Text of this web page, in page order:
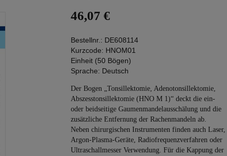
46,07 €
Bestellnr.: DE608114
Kurzcode: HNOM01
Einheit (50 Bögen)
Sprache: Deutsch
Der Bogen „Tonsillektomie, Adenotonsillektomie,
Abszesstonsillektomie (HNO M 1)“ deckt die ein-
oder beidseitige Gaumenmandelausschälung und die
zusätzliche Entfernung der Rachenmandeln ab.
Neben chirurgischen Instrumenten finden auch Laser,
Argon-Plasma-Geräte, Radiofrequenzverfahren oder
Ultraschallmesser Verwendung. Für die Kappung der